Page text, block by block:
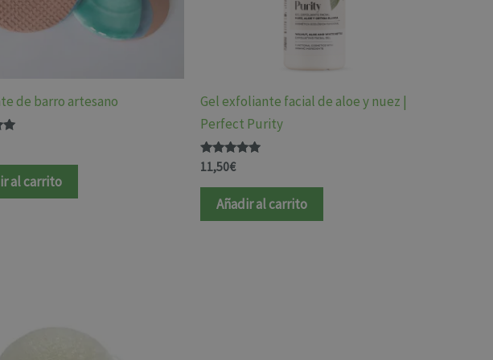
de barro artesano
al carrito
Gel exfoliante facial de aloe y nuez |
Perfect Purity
Valorado
con
4.83
de 5
11,50€
Añadir al carrito